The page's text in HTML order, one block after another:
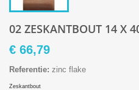
02 ZESKANTBOUT 14 X
€ 66,79
Referentie: zinc flake
Zeskantbout